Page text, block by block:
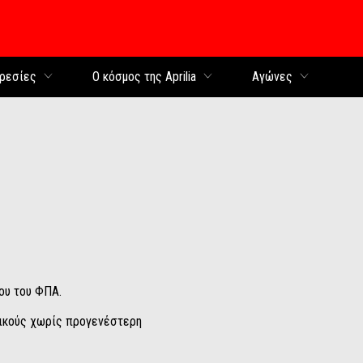
Ο κόσμος της Aprilia Αγώνες
του ΦΠΑ.
χωρίς προγενέστερη